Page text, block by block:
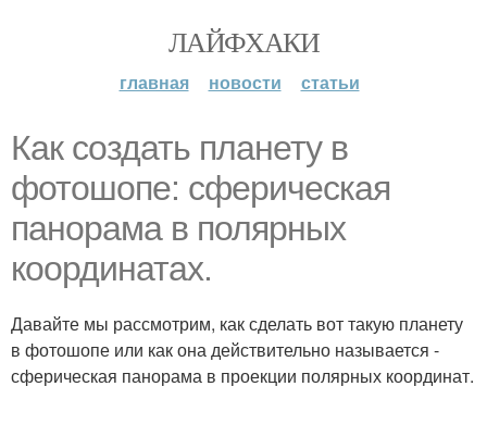
ЛАЙФХАКИ
главная новости статьи
Как создать планету в
фотошопе: сферическая
панорама в полярных
координатах.
Давайте мы рассмотрим, как сделать вот такую планету
в фотошопе или как она действительно называется -
сферическая панорама в проекции полярных координат.